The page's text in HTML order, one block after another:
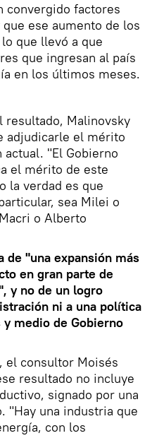
convergido factores
ese aumento de los
que llevó a que
que ingresan al país
en los últimos meses.
resultado, Malinovsky
adjudicarle el mérito
"El Gobierno
el mérito de este
la verdad es que
sea Milei o
o Alberto
de "una expansión más
en gran parte de
y no de un logro
ni a una política
medio de Gobierno
el consultor Moisés
resultado no incluye
signado por una
"Hay una industria que
con los